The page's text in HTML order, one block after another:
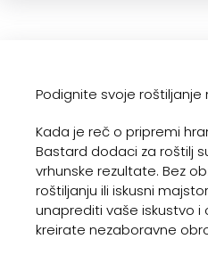
Podignite svoje roštiljanje
Kada je reč o pripremi
Bastard dodaci za roštilj
vrhunske rezultate. Bez
roštiljanju ili iskusni
unaprediti vaše iskustvo
kreirate nezaboravne